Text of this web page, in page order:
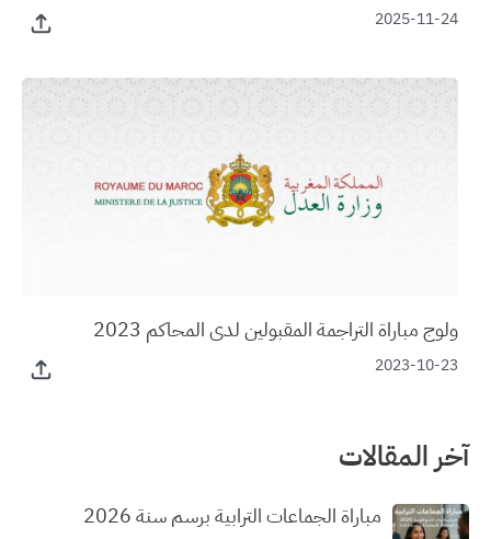
2025-11-24
ولوج مباراة التراجمة المقبولين لدى المحاكم 2023
2023-10-23
آخر المقالات
مباراة الجماعات الترابية برسم سنة 2026